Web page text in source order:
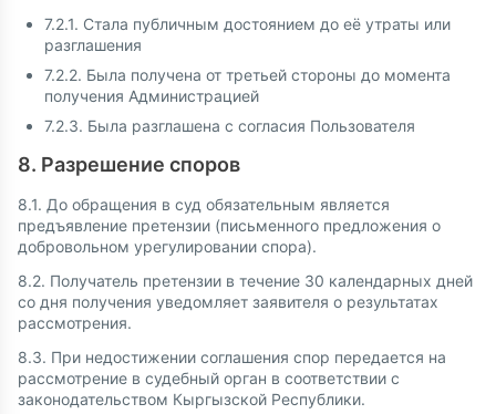
7.2.1. Стала публичным достоянием до её утраты или
разглашения
7.2.2. Была получена от третьей стороны до момента
получения Администрацией
7.2.3. Была разглашена с согласия Пользователя
8. Разрешение споров
8.1. До обращения в суд обязательным является
предъявление претензии (письменного предложения о
добровольном урегулировании спора).
8.2. Получатель претензии в течение 30 календарных дней
со дня получения уведомляет заявителя о результатах
рассмотрения.
8.3. При недостижении соглашения спор передается на
рассмотрение в судебный орган в соответствии с
законодательством Кыргызской Республики.